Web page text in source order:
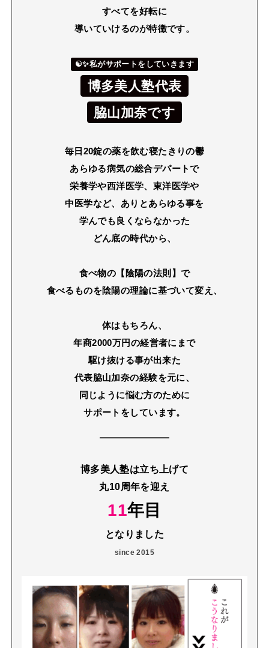
すべてを好転に
導いていけるのが特徴です。
☯✨私がサポートをしていきます
博多美人塾代表
脇山加奈です
毎日20錠の薬を飲む寝たきりの鬱
あらゆる病気の総合デパートで
栄養学や西洋医学、東洋医学や
中医学など、ありとあらゆる事を
学んでも良くならなかった
どん底の時代から、
食べ物の【陰陽の法則】で
食べるものを陰陽の理論に基づいて変え、
体はもちろん、
年商2000万円の経営者にまで
駆け抜ける事が出来た
代表脇山加奈の経験を元に、
同じように悩む方のために
サポートをしています。
博多美人塾は立ち上げて
丸10周年を迎え
11年目
となりました
since 2015